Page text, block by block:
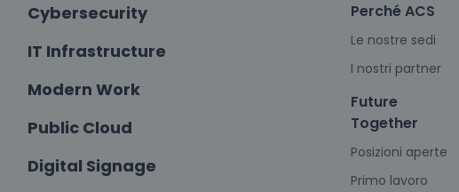
Cybersecurity
IT Infrastructure
Modern Work
Public Cloud
Digital Signage
Perché ACS
Le nostre sedi
I nostri partner
Future
Together
Posizioni aperte
Primo lavoro